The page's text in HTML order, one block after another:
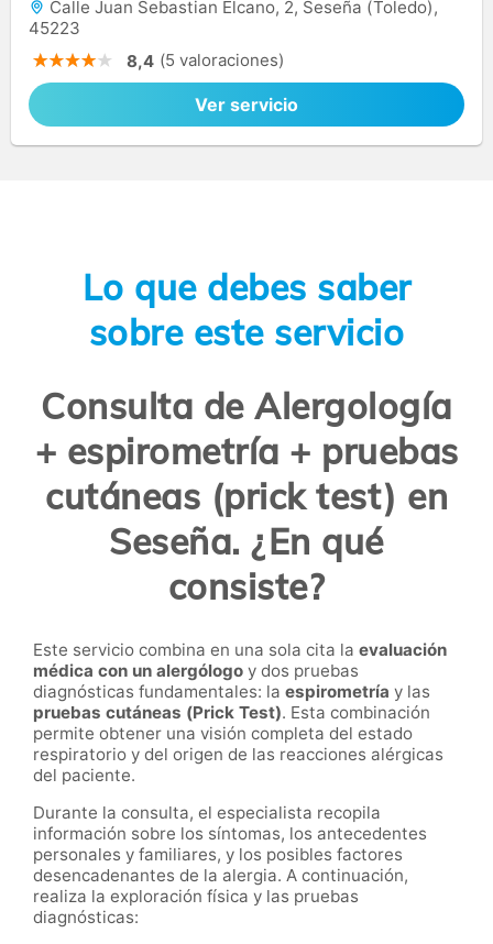
Calle Juan Sebastian Elcano, 2, Seseña (Toledo),
45223
8,4 (5 valoraciones)
Ver servicio
Lo que debes saber
sobre este servicio
Consulta de Alergología
+ espirometría + pruebas
cutáneas (prick test) en
Seseña. ¿En qué
consiste?
Este servicio combina en una sola cita la evaluación
médica con un alergólogo y dos pruebas
diagnósticas fundamentales: la espirometría y las
pruebas cutáneas (Prick Test). Esta combinación
permite obtener una visión completa del estado
respiratorio y del origen de las reacciones alérgicas
del paciente.
Durante la consulta, el especialista recopila
información sobre los síntomas, los antecedentes
personales y familiares, y los posibles factores
desencadenantes de la alergia. A continuación,
realiza la exploración física y las pruebas
diagnósticas: